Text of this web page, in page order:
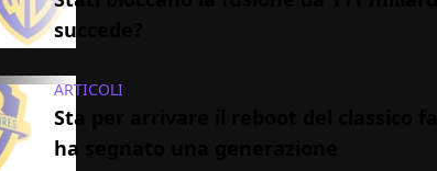
succede?
ARTICOLI
Sta per arrivare il reboot del classico
ha segnato una generazione